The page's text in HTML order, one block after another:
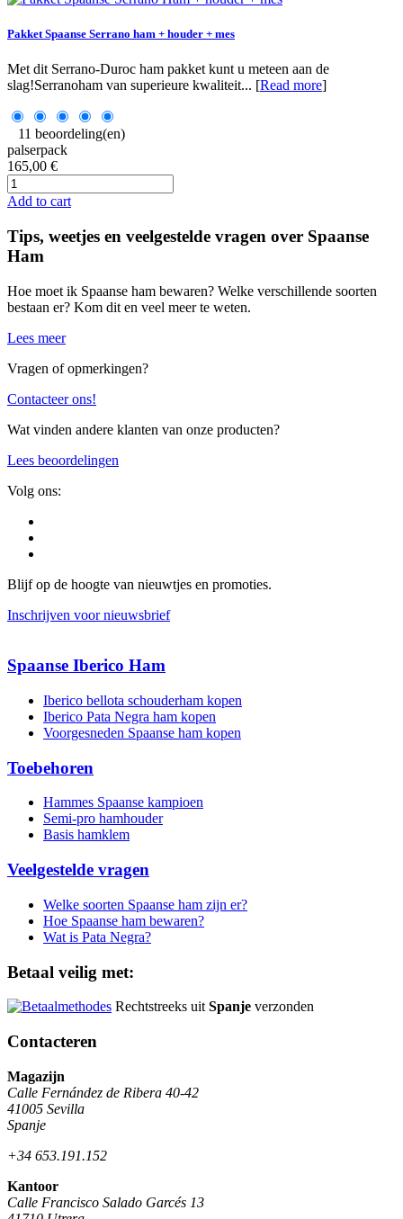
Pakket Spaanse Serrano ham + houder + mes
Met dit Serrano-Duroc ham pakket kunt u meteen aan de
slag!Serranoham van superieure kwaliteit... [Read more]
11 beoordeling(en)
palserpack
165,00 €
Add to cart
Tips, weetjes en veelgestelde vragen over Spaanse
Ham
Hoe moet ik Spaanse ham bewaren? Welke verschillende soorten
bestaan er? Kom dit en veel meer te weten.
Lees meer
Vragen of opmerkingen?
Contacteer ons!
Wat vinden andere klanten van onze producten?
Lees beoordelingen
Volg ons:
Blijf op de hoogte van nieuwtjes en promoties.
Inschrijven voor nieuwsbrief
Spaanse Iberico Ham
Iberico bellota schouderham kopen
Iberico Pata Negra ham kopen
Voorgesneden Spaanse ham kopen
Toebehoren
Hammes Spaanse kampioen
Semi-pro hamhouder
Basis hamklem
Veelgestelde vragen
Welke soorten Spaanse ham zijn er?
Hoe Spaanse ham bewaren?
Wat is Pata Negra?
Betaal veilig met:
Rechtstreeks uit Spanje verzonden
Contacteren
Magazijn
Calle Fernández de Ribera 40-42
41005 Sevilla
Spanje
+34 653.191.152
Kantoor
Calle Francisco Salado Garcés 13